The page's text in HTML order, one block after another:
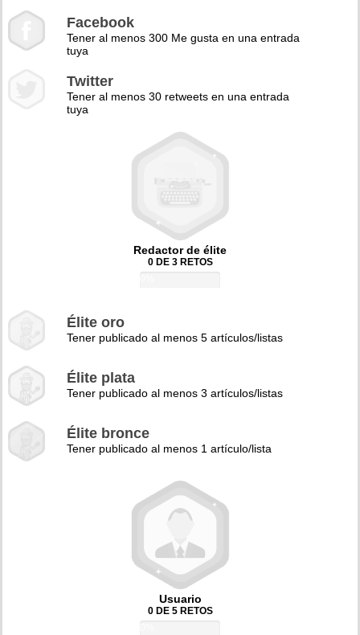
Facebook
Tener al menos 300 Me gusta en una entrada
tuya
Twitter
Tener al menos 30 retweets en una entrada
tuya
Redactor de élite
0 DE 3 RETOS
Élite oro
Tener publicado al menos 5 artículos/listas
Élite plata
Tener publicado al menos 3 artículos/listas
Élite bronce
Tener publicado al menos 1 artículo/lista
Usuario
0 DE 5 RETOS